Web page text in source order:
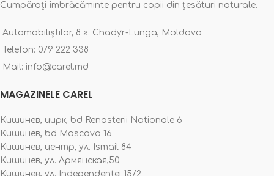
Cumpărați îmbrăcăminte pentru copii din țesături naturale.
Automobiliștilor, 8 г. Chadyr-Lunga, Moldova
Telefon: 079 222 338
Mail: info@carel.md
MAGAZINELE CAREL
Кишинев, цирк, bd Renasterii Nationale 6
Кишинев, bd Moscova 16
Кишинев, центр, ул. Ismail 84
Кишинев, ул. Армянская,50
Кишинев, ул. Independentei 15/2